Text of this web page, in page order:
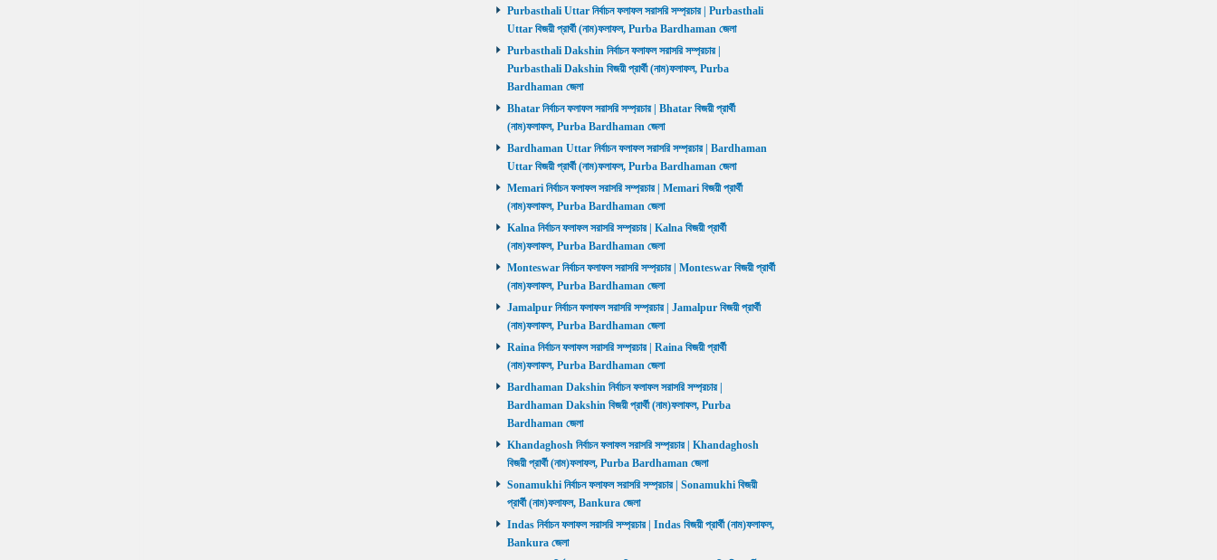
Purbasthali Uttar নির্বাচন ফলাফল সরাসরি সম্প্রচার | Purbasthali
Uttar বিজয়ী প্রার্থী (নাম)ফলাফল, Purba Bardhaman জেলা
Purbasthali Dakshin নির্বাচন ফলাফল সরাসরি সম্প্রচার |
Purbasthali Dakshin বিজয়ী প্রার্থী (নাম)ফলাফল, Purba
Bardhaman জেলা
Bhatar নির্বাচন ফলাফল সরাসরি সম্প্রচার | Bhatar বিজয়ী প্রার্থী
(নাম)ফলাফল, Purba Bardhaman জেলা
Bardhaman Uttar নির্বাচন ফলাফল সরাসরি সম্প্রচার | Bardhaman
Uttar বিজয়ী প্রার্থী (নাম)ফলাফল, Purba Bardhaman জেলা
Memari নির্বাচন ফলাফল সরাসরি সম্প্রচার | Memari বিজয়ী প্রার্থী
(নাম)ফলাফল, Purba Bardhaman জেলা
Kalna নির্বাচন ফলাফল সরাসরি সম্প্রচার | Kalna বিজয়ী প্রার্থী
(নাম)ফলাফল, Purba Bardhaman জেলা
Monteswar নির্বাচন ফলাফল সরাসরি সম্প্রচার | Monteswar বিজয়ী প্রার্থী
(নাম)ফলাফল, Purba Bardhaman জেলা
Jamalpur নির্বাচন ফলাফল সরাসরি সম্প্রচার | Jamalpur বিজয়ী প্রার্থী
(নাম)ফলাফল, Purba Bardhaman জেলা
Raina নির্বাচন ফলাফল সরাসরি সম্প্রচার | Raina বিজয়ী প্রার্থী
(নাম)ফলাফল, Purba Bardhaman জেলা
Bardhaman Dakshin নির্বাচন ফলাফল সরাসরি সম্প্রচার |
Bardhaman Dakshin বিজয়ী প্রার্থী (নাম)ফলাফল, Purba
Bardhaman জেলা
Khandaghosh নির্বাচন ফলাফল সরাসরি সম্প্রচার | Khandaghosh
বিজয়ী প্রার্থী (নাম)ফলাফল, Purba Bardhaman জেলা
Sonamukhi নির্বাচন ফলাফল সরাসরি সম্প্রচার | Sonamukhi বিজয়ী
প্রার্থী (নাম)ফলাফল, Bankura জেলা
Indas নির্বাচন ফলাফল সরাসরি সম্প্রচার | Indas বিজয়ী প্রার্থী (নাম)ফলাফল,
Bankura জেলা